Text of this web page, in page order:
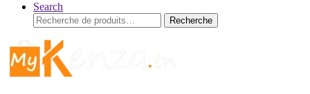
Search
Recherche
pour :
Recherche